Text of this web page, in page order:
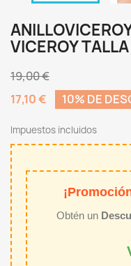
VICEROY
19,00 €
17,10 €
10% DE
Impuestos incluidos
Obtén un